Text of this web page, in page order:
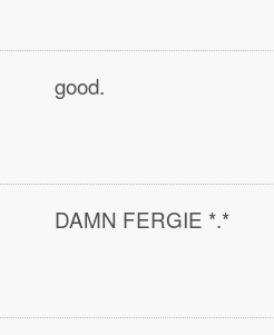
good.
DAMN FERGIE *.*